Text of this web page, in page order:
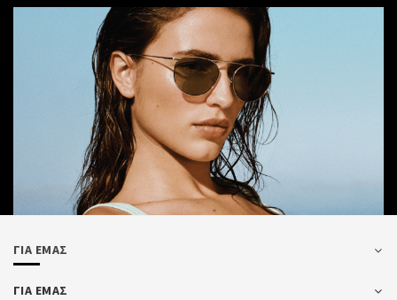
ΓΙΑ ΕΜΑΣ
ΓΙΑ ΕΜΑΣ